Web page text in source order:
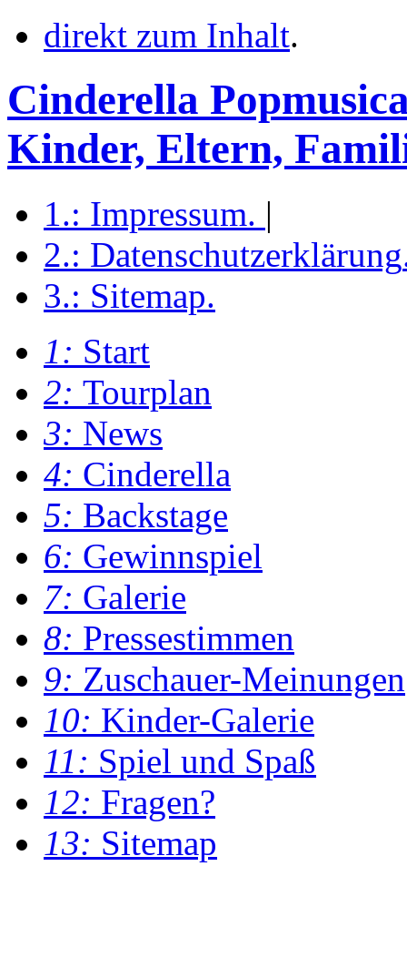
direkt zum Inhalt.
Cinderella
Kinder, Eltern,
1.: Impressum. |
2.: Datenschutzerklärung
3.: Sitemap.
1: Start
2: Tourplan
3: News
4: Cinderella
5: Backstage
6: Gewinnspiel
7: Galerie
8: Pressestimmen
9: Zuschauer-Meinungen
10: Kinder-Galerie
11: Spiel und Spaß
12: Fragen?
13: Sitemap